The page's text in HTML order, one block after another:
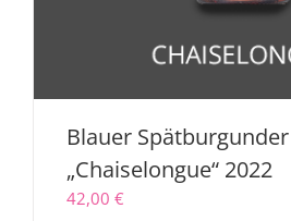
Blauer
„Chaiselongue“ 2022
42,00 €